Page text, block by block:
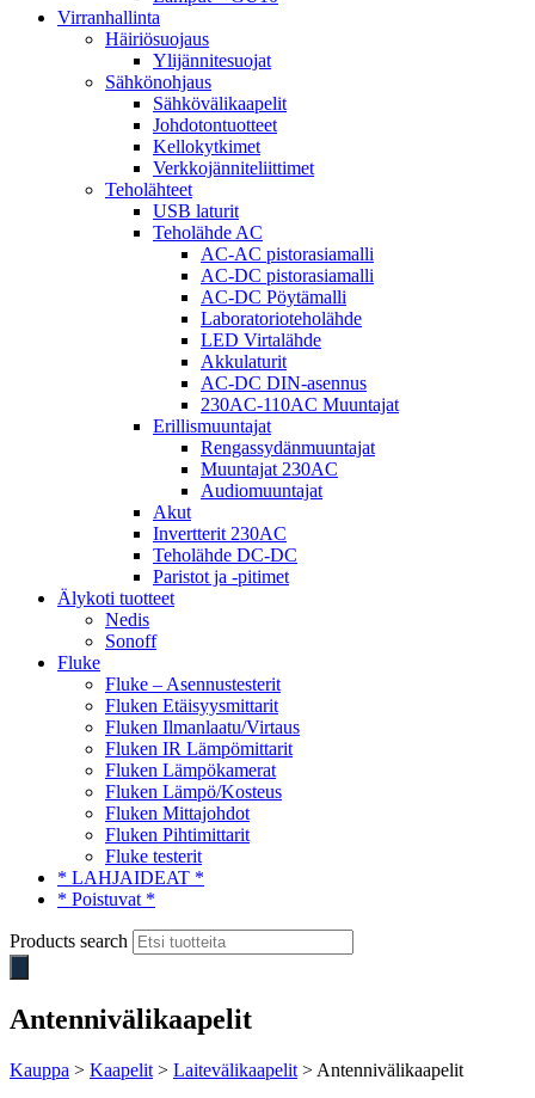
Virranhallinta
Häiriösuojaus
Ylijännitesuojat
Sähkönohjaus
Sähkövälikaapelit
Johdotontuotteet
Kellokytkimet
Verkkojänniteliittimet
Teholähteet
USB laturit
Teholähde AC
AC-AC pistorasiamalli
AC-DC pistorasiamalli
AC-DC Pöytämalli
Laboratorioteholähde
LED Virtalähde
Akkulaturit
AC-DC DIN-asennus
230AC-110AC Muuntajat
Erillismuuntajat
Rengassydänmuuntajat
Muuntajat 230AC
Audiomuuntajat
Akut
Invertterit 230AC
Teholähde DC-DC
Paristot ja -pitimet
Älykoti tuotteet
Nedis
Sonoff
Fluke
Fluke – Asennustesterit
Fluken Etäisyysmittarit
Fluken Ilmanlaatu/Virtaus
Fluken IR Lämpömittarit
Fluken Lämpökamerat
Fluken Lämpö/Kosteus
Fluken Mittajohdot
Fluken Pihtimittarit
Fluke testerit
* LAHJAIDEAT *
* Poistuvat *
Products search
Antennivälikaapelit
Kauppa > Kaapelit > Laitevälikaapelit > Antennivälikaapelit